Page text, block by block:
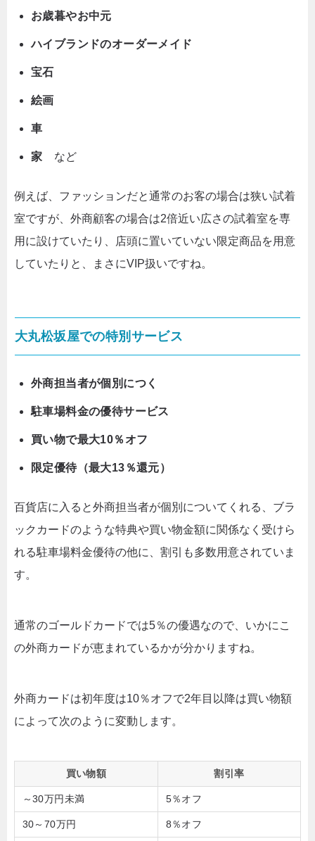
お歳暮やお中元
ハイブランドのオーダーメイド
宝石
絵画
車
家 など
例えば、ファッションだと通常のお客の場合は狭い試着
室ですが、外商顧客の場合は2倍近い広さの試着室を専
用に設けていたり、店頭に置いていない限定商品を用意
していたりと、まさにVIP扱いですね。
大丸松坂屋での特別サービス
外商担当者が個別につく
駐車場料金の優待サービス
買い物で最大10％オフ
限定優待（最大13％還元）
百貨店に入ると外商担当者が個別についてくれる、ブラ
ックカードのような特典や買い物金額に関係なく受けら
れる駐車場料金優待の他に、割引も多数用意されていま
す。
通常のゴールドカードでは5％の優遇なので、いかにこ
の外商カードが恵まれているかが分かりますね。
外商カードは初年度は10％オフで2年目以降は買い物額
によって次のように変動します。
買い物額 割引率
～30万円未満 5％オフ
30～70万円 8％オフ